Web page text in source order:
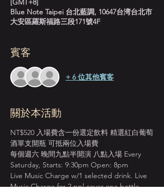
[GMT+8]
Blue Note Taipei 台北藍調, 10647台湾台北市
大安區羅斯福路三段171號4F
賓客
+ 6 位其他賓客
關於本活動
NT$520 入場費含一份選定飲料 精選紅白葡萄
酒單支開瓶 可抵兩位入場費
每個週六 晚間九點半開演 八點入場 Every
Saturday, Starts: 9:30pm Open: 8pm
Live Music Charge w/1 selected drink. Live
Music Charge for 2 ppl cover one bottle